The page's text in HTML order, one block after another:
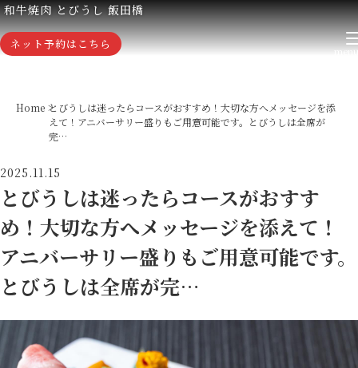
和牛焼肉 とびうし 飯田橋
ネット予約はこちら
Home とびうしは迷ったらコースがおすすめ！大切な方へメッセージを添
えて！アニバーサリー盛りもご用意可能です。とびうしは全席が
完…
2025.11.15
とびうしは迷ったらコースがおすす
め！大切な方へメッセージを添えて！
アニバーサリー盛りもご用意可能です。
とびうしは全席が完…